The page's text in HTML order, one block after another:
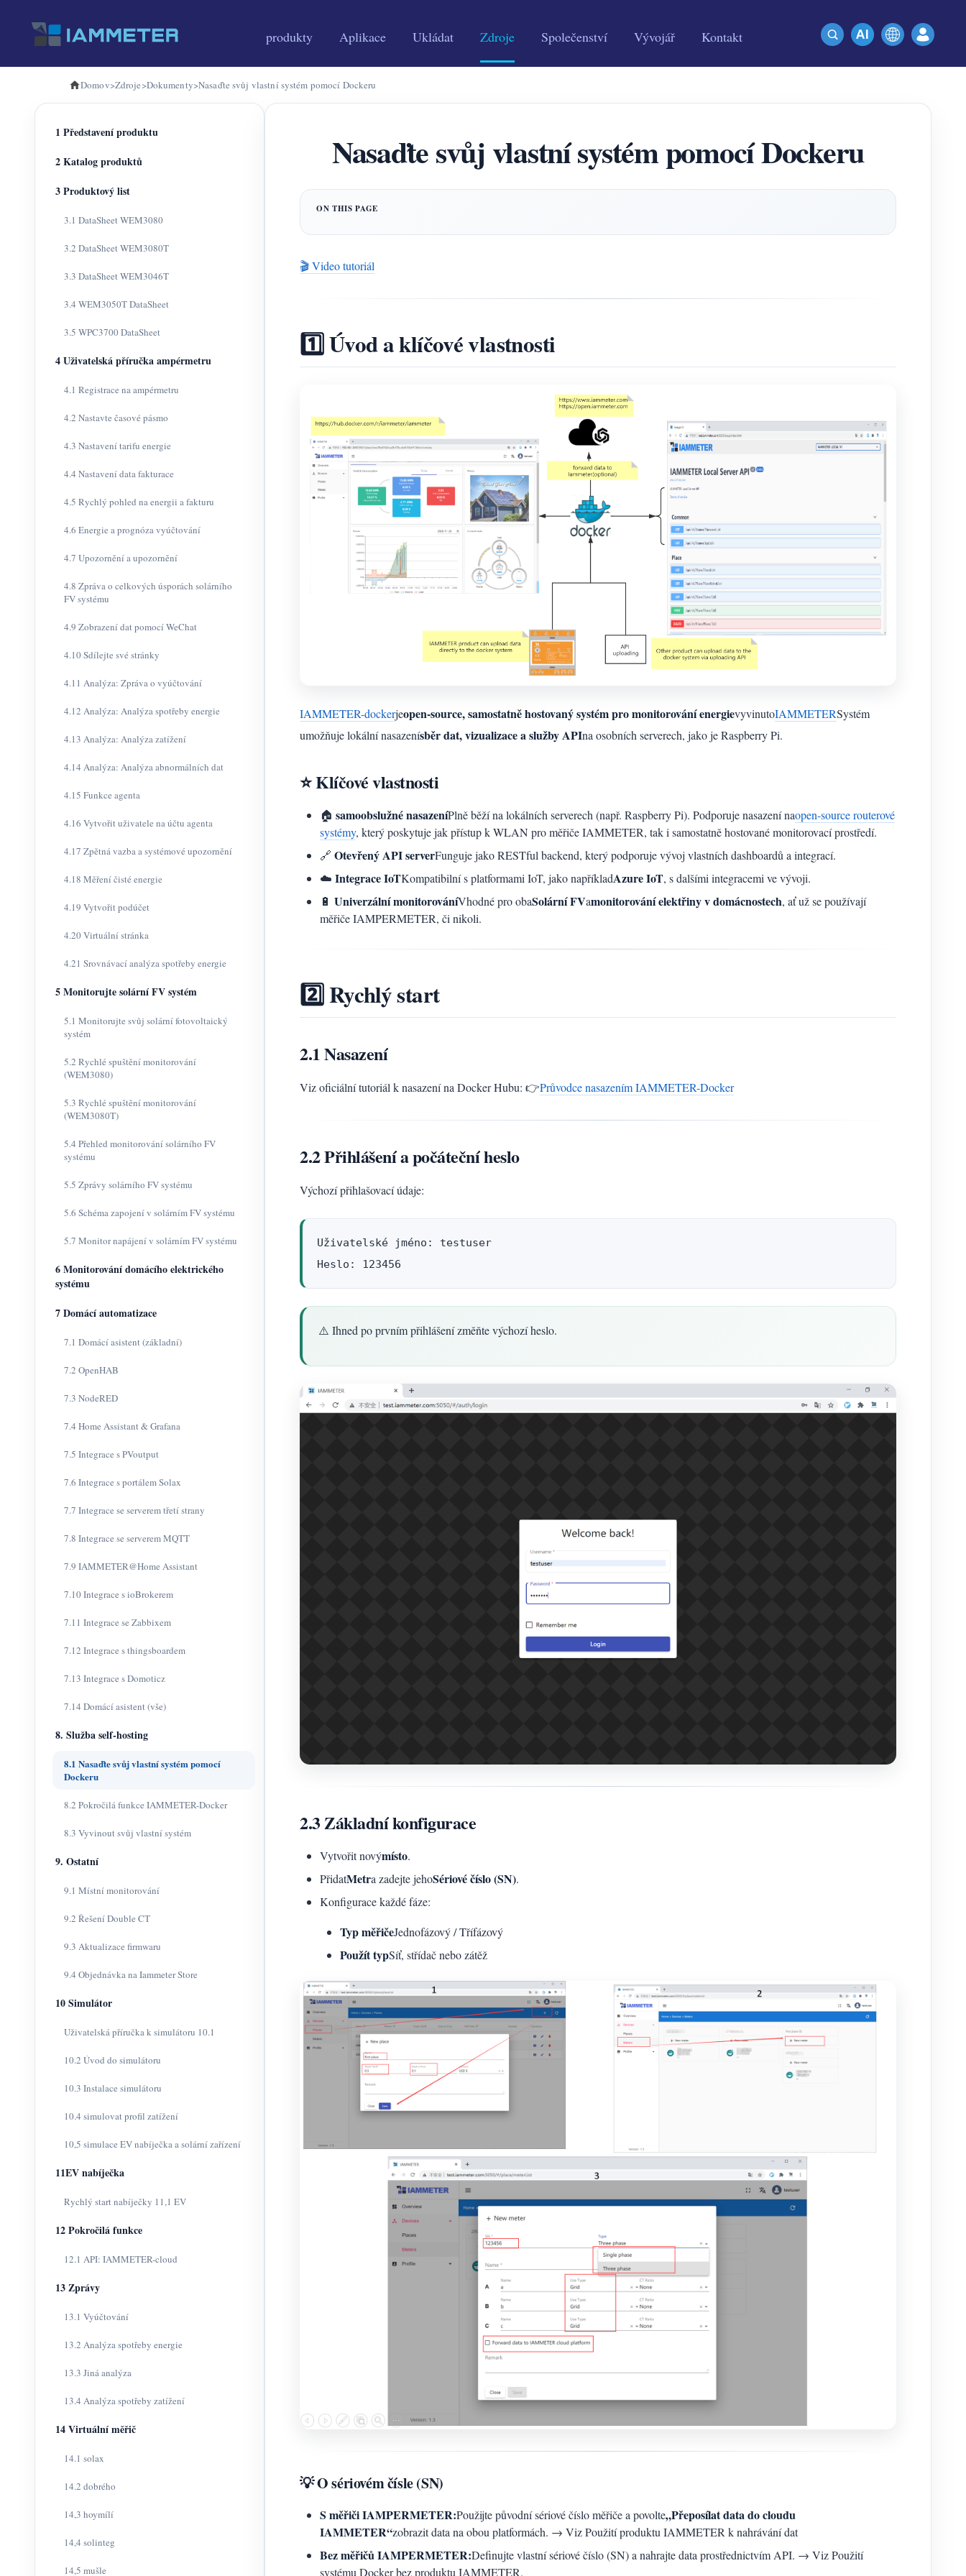
produkty Aplikace Ukládat Zdroje Společenství Vývojář Kontakt
Domov>Zdroje>Dokumenty>Nasaďte svůj vlastní systém pomocí Dockeru
1 Představení produktu
2 Katalog produktů
3 Produktový list
3.1 DataSheet WEM3080
3.2 DataSheet WEM3080T
3.3 DataSheet WEM3046T
3.4 WEM3050T DataSheet
3.5 WPC3700 DataSheet
4 Uživatelská příručka ampérmetru
4.1 Registrace na ampérmetru
4.2 Nastavte časové pásmo
4.3 Nastavení tarifu energie
4.4 Nastavení data fakturace
4.5 Rychlý pohled na energii a fakturu
4.6 Energie a prognóza vyúčtování
4.7 Upozornění a upozornění
4.8 Zpráva o celkových úsporách solárního
FV systému
4.9 Zobrazení dat pomocí WeChat
4.10 Sdílejte své stránky
4.11 Analýza: Zpráva o vyúčtování
4.12 Analýza: Analýza spotřeby energie
4.13 Analýza: Analýza zatížení
4.14 Analýza: Analýza abnormálních dat
4.15 Funkce agenta
4.16 Vytvořit uživatele na účtu agenta
4.17 Zpětná vazba a systémové upozornění
4.18 Měření čisté energie
4.19 Vytvořit podúčet
4.20 Virtuální stránka
4.21 Srovnávací analýza spotřeby energie
5 Monitorujte solární FV systém
5.1 Monitorujte svůj solární fotovoltaický
systém
5.2 Rychlé spuštění monitorování
(WEM3080)
5.3 Rychlé spuštění monitorování
(WEM3080T)
5.4 Přehled monitorování solárního FV
systému
5.5 Zprávy solárního FV systému
5.6 Schéma zapojení v solárním FV systému
5.7 Monitor napájení v solárním FV systému
6 Monitorování domácího elektrického
systému
7 Domácí automatizace
7.1 Domácí asistent (základní)
7.2 OpenHAB
7.3 NodeRED
7.4 Home Assistant & Grafana
7.5 Integrace s PVoutput
7.6 Integrace s portálem Solax
7.7 Integrace se serverem třetí strany
7.8 Integrace se serverem MQTT
7.9 IAMMETER@Home Assistant
7.10 Integrace s ioBrokerem
7.11 Integrace se Zabbixem
7.12 Integrace s thingsboardem
7.13 Integrace s Domoticz
7.14 Domácí asistent (vše)
8. Služba self-hosting
8.1 Nasaďte svůj vlastní systém pomocí
Dockeru
8.2 Pokročilá funkce IAMMETER-Docker
8.3 Vyvinout svůj vlastní systém
9. Ostatní
9.1 Místní monitorování
9.2 Řešení Double CT
9.3 Aktualizace firmwaru
9.4 Objednávka na Iammeter Store
10 Simulátor
Uživatelská příručka k simulátoru 10.1
10.2 Úvod do simulátoru
10.3 Instalace simulátoru
10.4 simulovat profil zatížení
10,5 simulace EV nabíječka a solární zařízení
11EV nabíječka
Rychlý start nabíječky 11,1 EV
12 Pokročilá funkce
12.1 API: IAMMETER-cloud
13 Zprávy
13.1 Vyúčtování
13.2 Analýza spotřeby energie
13.3 Jiná analýza
13.4 Analýza spotřeby zatížení
14 Virtuální měřič
14.1 solax
14.2 dobrého
14,3 hoymílí
14,4 solinteg
14,5 mušle
Nasaďte svůj vlastní systém pomocí Dockeru
🎬 Video tutoriál
1️⃣ Úvod a klíčové vlastnosti
IAMMETER-dockerjeopen-source, samostatně hostovaný systém pro monitorování energievyvinutoIAMMETERSystém
umožňuje lokální nasazenísběr dat, vizualizace a služby APIna osobních serverech, jako je Raspberry Pi.
⭐ Klíčové vlastnosti
🏠 samoobslužné nasazeníPlně běží na lokálních serverech (např. Raspberry Pi). Podporuje nasazení naopen-source routerové
systémy, který poskytuje jak přístup k WLAN pro měřiče IAMMETER, tak i samostatně hostované monitorovací prostředí.
🔗 Otevřený API serverFunguje jako RESTful backend, který podporuje vývoj vlastních dashboardů a integrací.
☁️ Integrace IoTKompatibilní s platformami IoT, jako napříkladAzure IoT, s dalšími integracemi ve vývoji.
🔋 Univerzální monitorováníVhodné pro obaSolární FVamonitorování elektřiny v domácnostech, ať už se používají
měřiče IAMPERMETER, či nikoli.
2️⃣ Rychlý start
2.1 Nasazení
Viz oficiální tutoriál k nasazení na Docker Hubu: 👉Průvodce nasazením IAMMETER-Docker
2.2 Přihlášení a počáteční heslo
Výchozí přihlašovací údaje:
Uživatelské jméno: testuser
Heslo: 123456
⚠️ Ihned po prvním přihlášení změňte výchozí heslo.
2.3 Základní konfigurace
Vytvořit novýmísto.
PřidatMetra zadejte jehoSériové číslo (SN).
Konfigurace každé fáze:
Typ měřičeJednofázový / Třífázový
Použít typSíť, střídač nebo zátěž
💡 O sériovém čísle (SN)
S měřiči IAMPERMETER:Použijte původní sériové číslo měřiče a povolte„Přeposílat data do cloudu
IAMMETER“zobrazit data na obou platformách. → Viz Použití produktu IAMMETER k nahrávání dat
Bez měřičů IAMPERMETER:Definujte vlastní sériové číslo (SN) a nahrajte data prostřednictvím API. → Viz Použití
systému Docker bez produktu IAMMETER.